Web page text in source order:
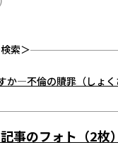
索＞
か―不倫の贖罪（しょ
事のフォト（2枚）